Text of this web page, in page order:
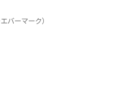
バーマーク）